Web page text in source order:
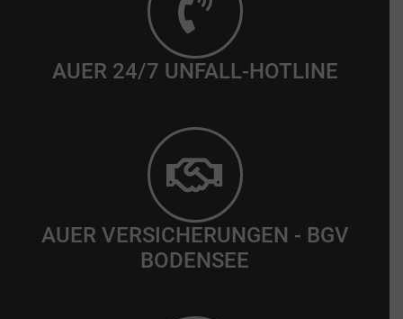
AUER 24/7 UNFALL-HOTLINE
AUER VERSICHERUNGEN - BGV
BODENSEE